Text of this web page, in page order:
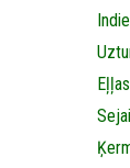
Sejai